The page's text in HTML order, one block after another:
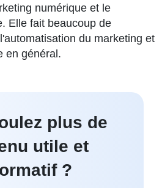
numérique et le
Elle fait beaucoup de
du marketing et
en général.
plus de
utile et
?